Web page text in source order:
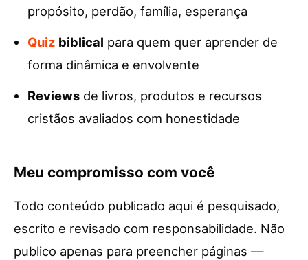
propósito, perdão, família, esperança
Quiz biblical para quem quer aprender de
forma dinâmica e envolvente
Reviews de livros, produtos e recursos
cristãos avaliados com honestidade
Meu compromisso com você
Todo conteúdo publicado aqui é pesquisado,
escrito e revisado com responsabilidade. Não
publico apenas para preencher páginas —